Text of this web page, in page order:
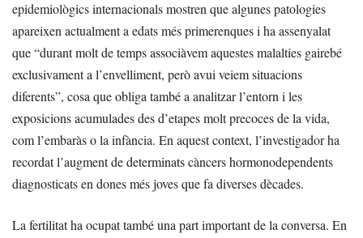
epidemiològics internacionals mostren que algunes patologies
apareixen actualment a edats més primerenques i ha assenyalat
que “durant molt de temps associàvem aquestes malalties gairebé
exclusivament a l’envelliment, però avui veiem situacions
diferents”, cosa que obliga també a analitzar l’entorn i les
exposicions acumulades des d’etapes molt precoces de la vida,
com l’embaràs o la infància. En aquest context, l’investigador ha
recordat l’augment de determinats càncers hormonodependents
diagnosticats en dones més joves que fa diverses dècades.
La fertilitat ha ocupat també una part important de la conversa. En